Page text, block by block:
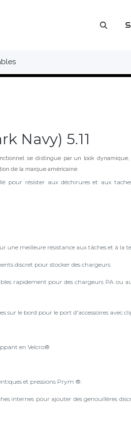
OUTLET
Navy) 5.11
se distingue par un look
de la marque américaine.
pour résister aux déchirures et aux
une meilleure résistance aux tâches et à la
discret pour stocker des chargeurs
rapidement pour des chargeurs PA ou
sur le bord pour le port d'accessoires avec
en Velcro®
et pressions Prym ®.
internes pour ajouter des genouillères